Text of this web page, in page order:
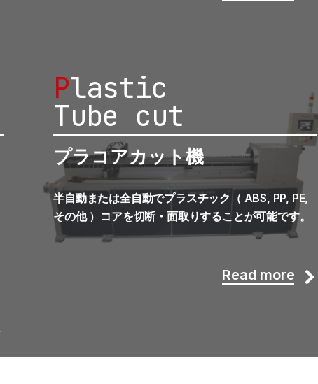
Plastic
Tube cut
プラコアカット機
半自動または全自動でプラスチック（ ABS, PP, PE,
その他 ）コアを切断・面取りすることが可能です。
Read more